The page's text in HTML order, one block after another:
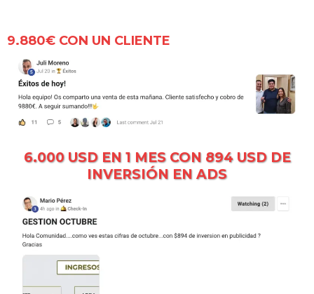
9.880€ CON UN CLIENTE
6.000 USD EN 1 MES CON 894 USD DE
INVERSIÓN EN ADS